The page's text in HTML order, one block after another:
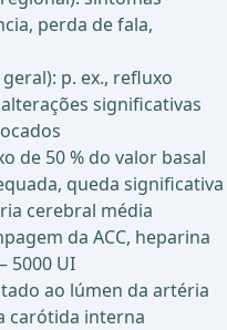
perda de fala,
p. ex., refluxo
significativas
de 50 % do valor basal
queda significativa
cerebral média
da ACC, heparina
5000 UI
ao lúmen da artéria
carótida interna